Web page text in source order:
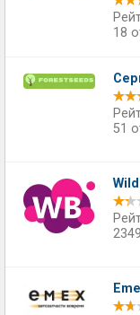
18
51